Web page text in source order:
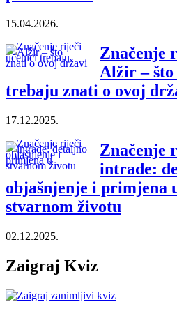
15.04.2026.
Značenje
Alžir – što
trebaju znati o ovoj
17.12.2025.
Značenje
intrade:
objašnjenje i primjena
stvarnom životu
02.12.2025.
Zaigraj Kviz